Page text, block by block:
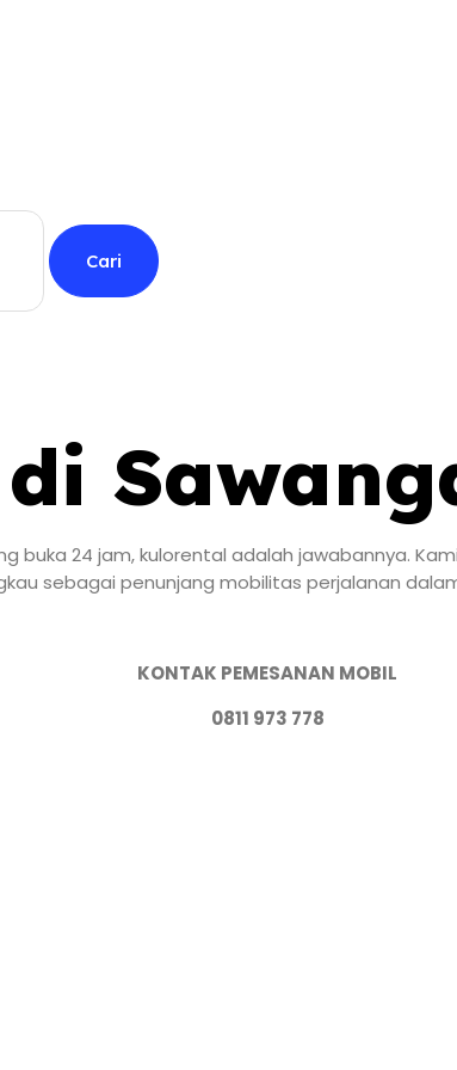
buka 24 jam, kulorental adalah jawabannya.
sebagai penunjang mobilitas perjalanan
KONTAK PEMESANAN MOBIL
0811 973 778